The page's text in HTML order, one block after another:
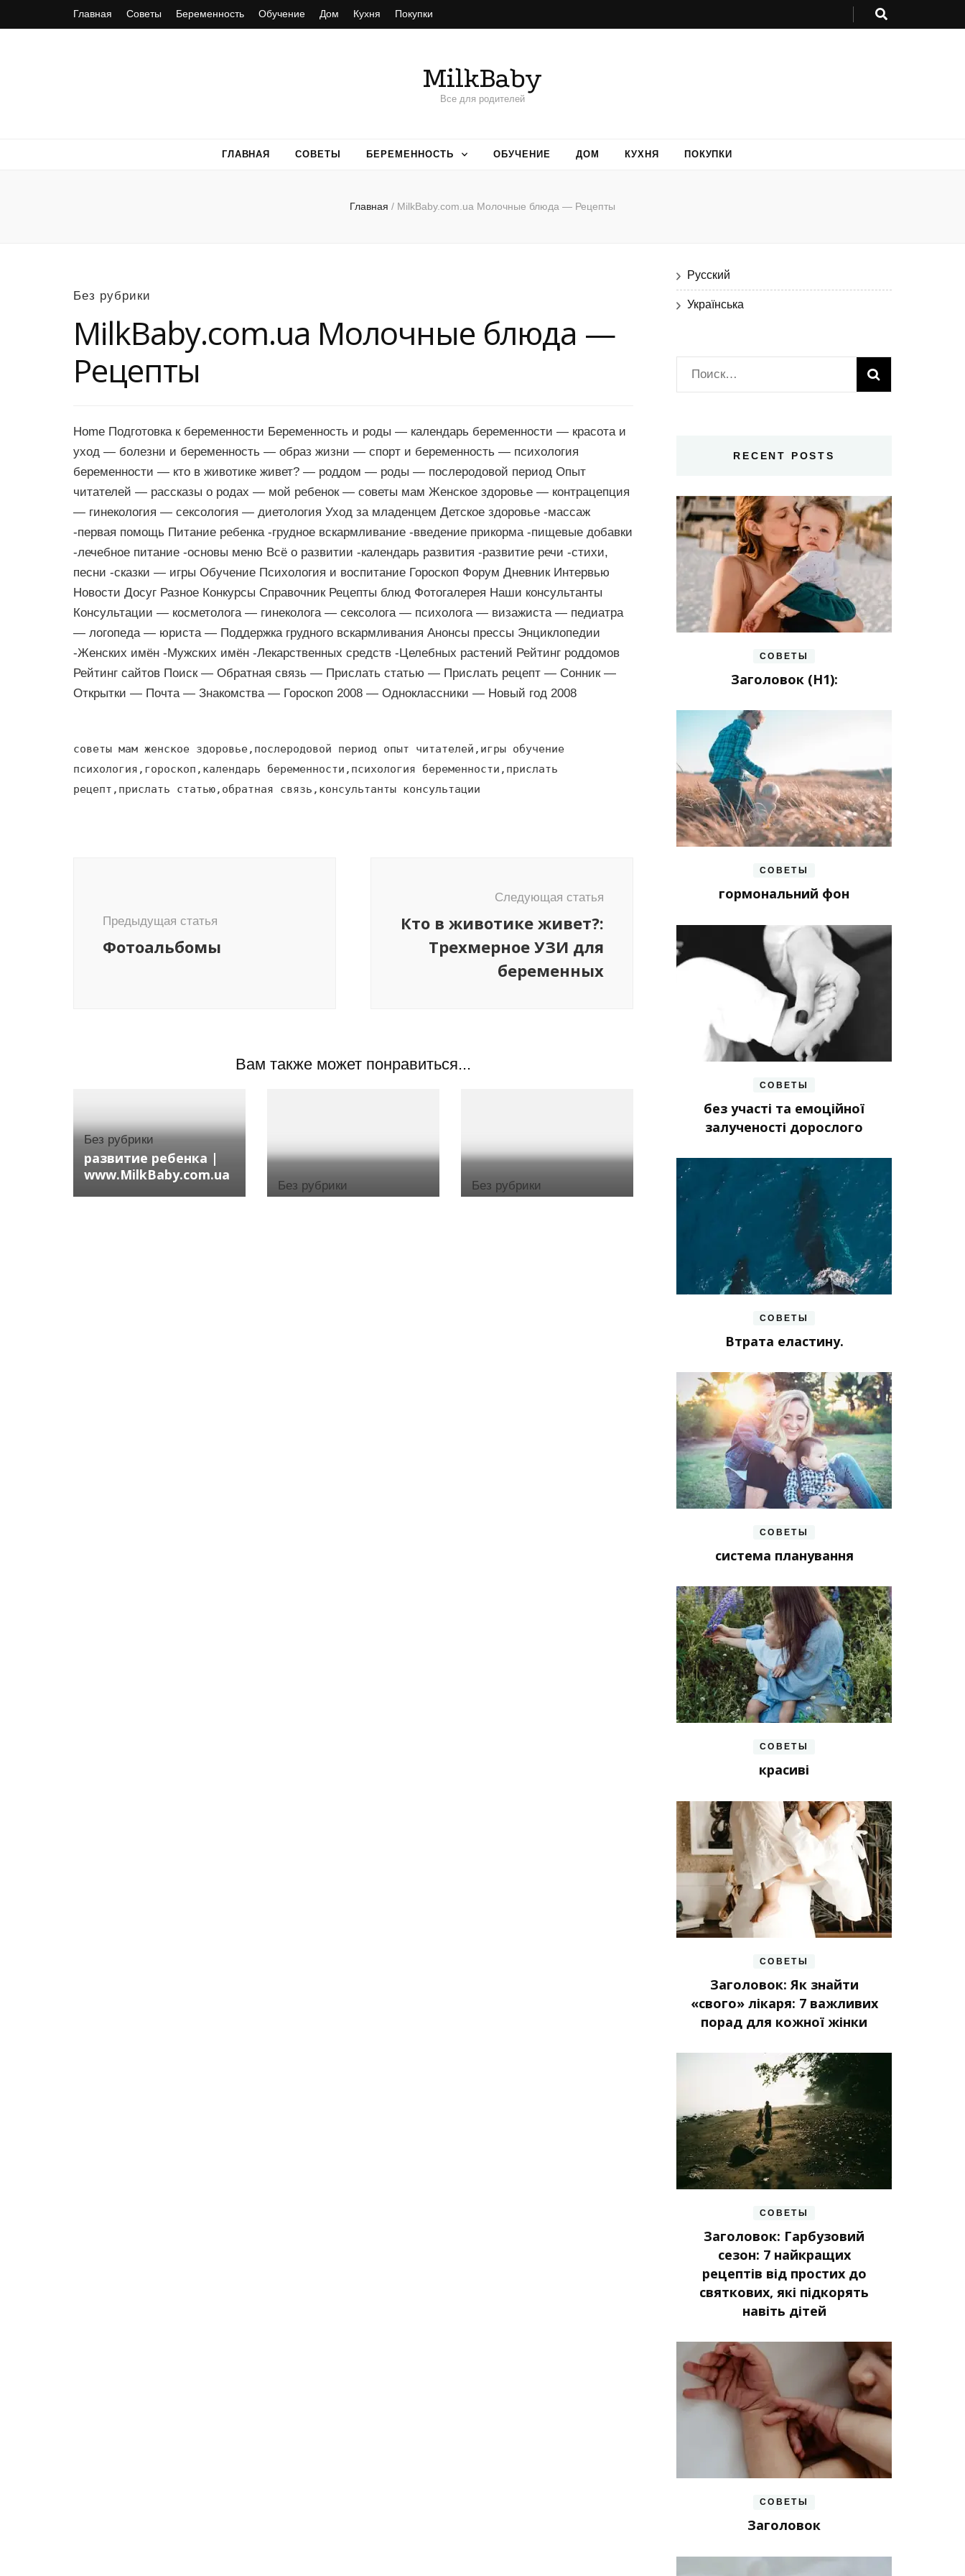
Главная Советы Беременность Обучение Дом Кухня Покупки
MilkBaby
Все для родителей
ГЛАВНАЯ СОВЕТЫ БЕРЕМЕННОСТЬ ОБУЧЕНИЕ ДОМ КУХНЯ ПОКУПКИ
Главная / MilkBaby.com.ua Молочные блюда — Рецепты
Без рубрики
MilkBaby.com.ua Молочные блюда —
Рецепты
Home Подготовка к беременности Беременность и роды — календарь беременности — красота и
уход — болезни и беременность — образ жизни — спорт и беременность — психология
беременности — кто в животике живет? — роддом — роды — послеродовой период Опыт
читателей — рассказы о родах — мой ребенок — советы мам Женское здоровье — контрацепция
— гинекология — сексология — диетология Уход за младенцем Детское здоровье -массаж
-первая помощь Питание ребенка -грудное вскармливание -введение прикорма -пищевые добавки
-лечебное питание -основы меню Всё о развитии -календарь развития -развитие речи -стихи,
песни -сказки — игры Обучение Психология и воспитание Гороскоп Форум Дневник Интервью
Новости Досуг Разное Конкурсы Справочник Рецепты блюд Фотогалерея Наши консультанты
Консультации — косметолога — гинеколога — сексолога — психолога — визажиста — педиатра
— логопеда — юриста — Поддержка грудного вскармливания Анонсы прессы Энциклопедии
-Женских имён -Мужских имён -Лекарственных средств -Целебных растений Рейтинг роддомов
Рейтинг сайтов Поиск — Обратная связь — Прислать статью — Прислать рецепт — Сонник —
Открытки — Почта — Знакомства — Гороскоп 2008 — Одноклассники — Новый год 2008
советы мам женское здоровье,послеродовой период опыт читателей,игры обучение
психология,гороскоп,календарь беременности,психология беременности,прислать
рецепт,прислать статью,обратная связь,консультанты консультации
Предыдущая статья
Фотоальбомы
Следующая статья
Кто в животике живет?:
Трехмерное УЗИ для
беременных
Вам также может понравиться...
Без рубрики
развитие ребенка |
www.MilkBaby.com.ua
Без рубрики Без рубрики
Русский
Українська
Найти:
RECENT POSTS
СОВЕТЫ
Заголовок (H1):
СОВЕТЫ
гормональний фон
СОВЕТЫ
без участі та емоційної
залученості дорослого
СОВЕТЫ
Втрата еластину.
СОВЕТЫ
система планування
СОВЕТЫ
красиві
СОВЕТЫ
Заголовок: Як знайти
«свого» лікаря: 7 важливих
порад для кожної жінки
СОВЕТЫ
Заголовок: Гарбузовий
сезон: 7 найкращих
рецептів від простих до
святкових, які підкорять
навіть дітей
СОВЕТЫ
Заголовок